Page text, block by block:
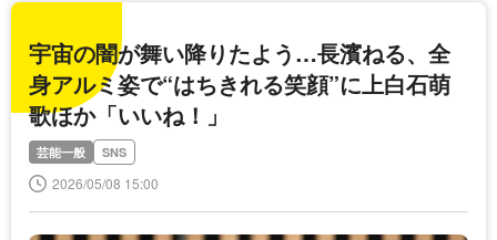
宇宙の闇が舞い降りたよう…長濱ねる、全
身アルミ姿で“はちきれる笑顔”に上白石萌
歌ほか「いいね！」
芸能一般 SNS
2026/05/08 15:00